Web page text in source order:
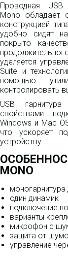
Проводная
Mono обладает
конструкцией
удобно сидят
покрыто
уделяется
Suite и
помощью
контролировать
USB
свойствами
Windows и Mac
что ускоряет
устройству.
MONO
один динамик
подключение
варианты
микрофон с
защита от
управление